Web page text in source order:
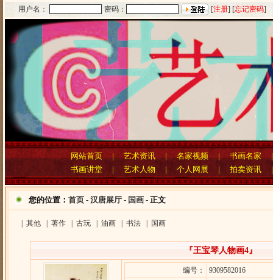
用户名： 密码： [注册] [忘记密码]
网站首页 |艺术资讯 |名家视频 |书画名家
书画讲堂
| 艺术人物 | 个人网展 | 拍卖资讯
您的位置： 首页 - 汉唐展厅 - 国画 - 正文
其他 著作 古玩 油画 书法 国画
『王宝琴人物画4』
编号：
9309582016